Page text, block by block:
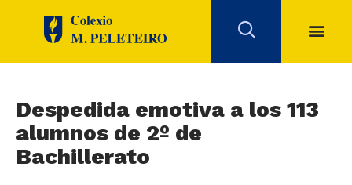
Despedida emotiva a los 113
alumnos de 2º de
Bachillerato